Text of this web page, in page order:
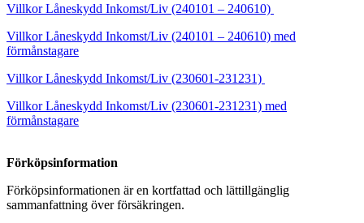
Villkor Låneskydd Inkomst/Liv (240101 – 240610)
Villkor Låneskydd Inkomst/Liv (240101 – 240610) med
förmånstagare
Villkor Låneskydd Inkomst/Liv (230601-231231)
Villkor Låneskydd Inkomst/Liv (230601-231231) med
förmånstagare
Förköpsinformation
Förköpsinformationen är en kortfattad och lättillgänglig
sammanfattning över försäkringen.